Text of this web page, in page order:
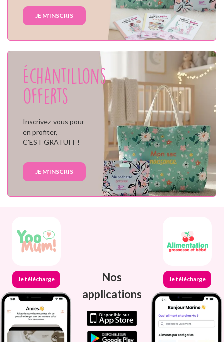
JE M'INSCRIS
Échantillons
offerts
Inscrivez-vous pour
en profiter,
C'EST GRATUIT !
JE M'INSCRIS
Je télécharge
Nos
applications
Je télécharge